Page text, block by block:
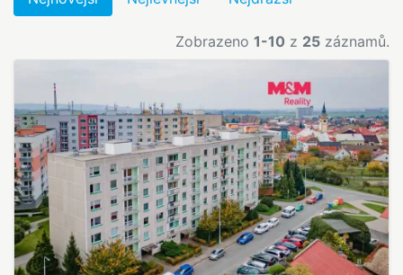
Zobrazeno 1-10 z 25 záznamů.